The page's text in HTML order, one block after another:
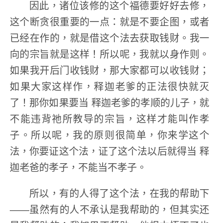
因此，诸位该修的这个福德要好好去修，
这个断贪很重要的一点：就是不要企图，或者
已经在作的，就是借这个法去获取钱财。我一
向的宗旨就是这样！所以呢，我就以身作则。
如果我开后门收钱财，那大家都可以收钱财；
如果大家这样作，释迦老爹的正法很快就灭
了！那你如果要当 释迦老爹的孝顺的儿子，就
不能违背祂所教导的宗旨，这样才能叫作孝
子。所以呢，我的原则很简单，你来学这个
法，你要证这个法，证了这个法以后就得当 释
迦老爸的孝子，不能当不孝子。
所以，有的人得了这个法，在我的帮助下
——虽然有的人不承认是我帮助的，但其实还